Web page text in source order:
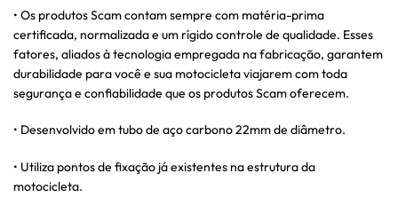
• Os produtos Scam contam sempre com matéria-prima
certificada, normalizada e um rígido controle de qualidade. Esses
fatores, aliados à tecnologia empregada na fabricação, garantem
durabilidade para você e sua motocicleta viajarem com toda
segurança e confiabilidade que os produtos Scam oferecem.
• Desenvolvido em tubo de aço carbono 22mm de diâmetro.
• Utiliza pontos de fixação já existentes na estrutura da
motocicleta.